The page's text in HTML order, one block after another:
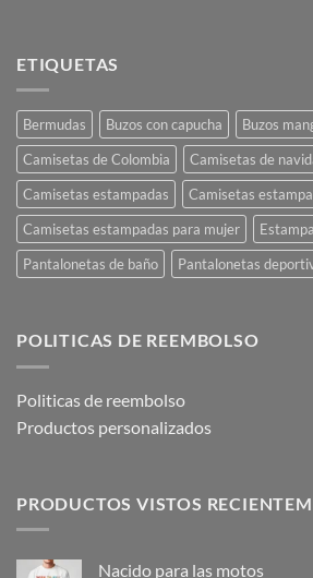
ETIQUETAS
Bermudas Buzos con capucha Buzos
Camisetas de Colombia
Camisetas de
Camisetas estampadas
Camisetas
Camisetas estampadas para mujer
Pantalonetas de baño
Pantalonetas
POLITICAS DE REEMBOLSO
Politicas de reembolso
Productos personalizados
PRODUCTOS VISTOS
Nacido para las motos